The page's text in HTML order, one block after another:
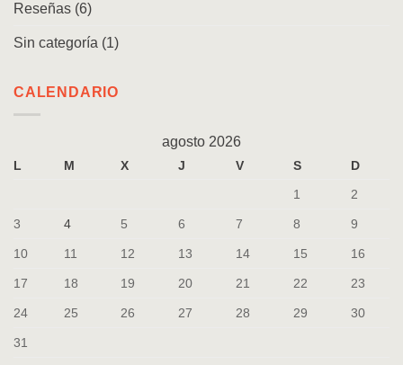
Reseñas (6)
Sin categoría (1)
CALENDARIO
agosto 2026
L M X J V S
D
1
2
3 4 5 6 7 8 9
10 11 12 13 14 15 16
17 18 19 20 21 22 23
24 25 26 27 28 29 30
31